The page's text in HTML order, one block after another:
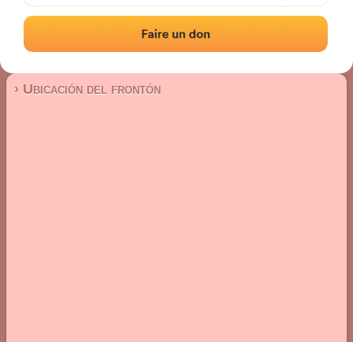
Frontón de pared izquierda
Localización|Fotos|Comentarios y reseñas
› Ubicación del frontón